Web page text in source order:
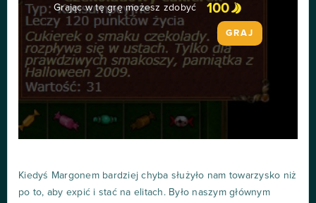
Grając w tę grę możesz zdobyć 100
GRAJ
Kiedyś Margonem bardziej chyba służyło nam towarzysko niż
po to, aby expić i stać na elitach. Było naszym głównym